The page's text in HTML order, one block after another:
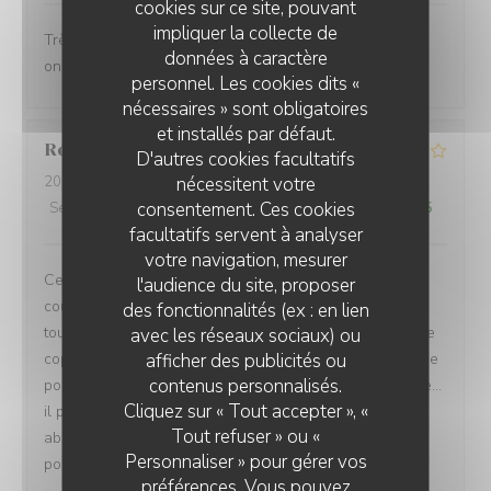
cookies sur ce site, pouvant
impliquer la collecte de
données à caractère
personnel. Les cookies dits «
nécessaires » sont obligatoires
et installés par défaut.
D'autres cookies facultatifs
nécessitent votre
consentement. Ces cookies
facultatifs servent à analyser
votre navigation, mesurer
l'audience du site, proposer
des fonctionnalités (ex : en lien
avec les réseaux sociaux) ou
afficher des publicités ou
contenus personnalisés.
Cliquez sur « Tout accepter », «
Tout refuser » ou «
Personnaliser » pour gérer vos
Très bon accueil les plats sont généreux et gourmands
on adore
Réthoré
2026-08-01
- 20:00 - Couverts 2
Service
Ambiance:4/5 Cuisine: 4/5 Qualité / Prix /5
Cela fait maintenant 4 ou 5 fois que je vais diner en
couple le samedi soir dans ce restaurant l'acceuille
toujours jovial et chaleureux,doublé d'une bonne cuisine
copieuse le prix est en conséquence ce qui fait que je ne
pourrais me permettre d'en faire ma cantine quotidienne...
il parait cependant que la semaine les prix sont plus
abordables...Pour des gens comme moi a budget limité
pour une sortie de loin en loin ,je recommande.....